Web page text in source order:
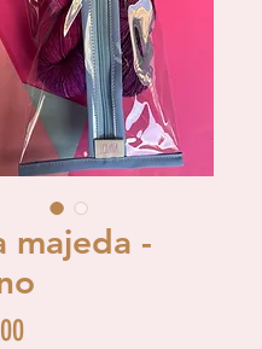
majeda -
Price